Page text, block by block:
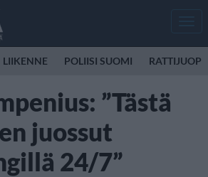
LIIKENNE POLIISI SUOMI
”Tästä
juossut
24/7”